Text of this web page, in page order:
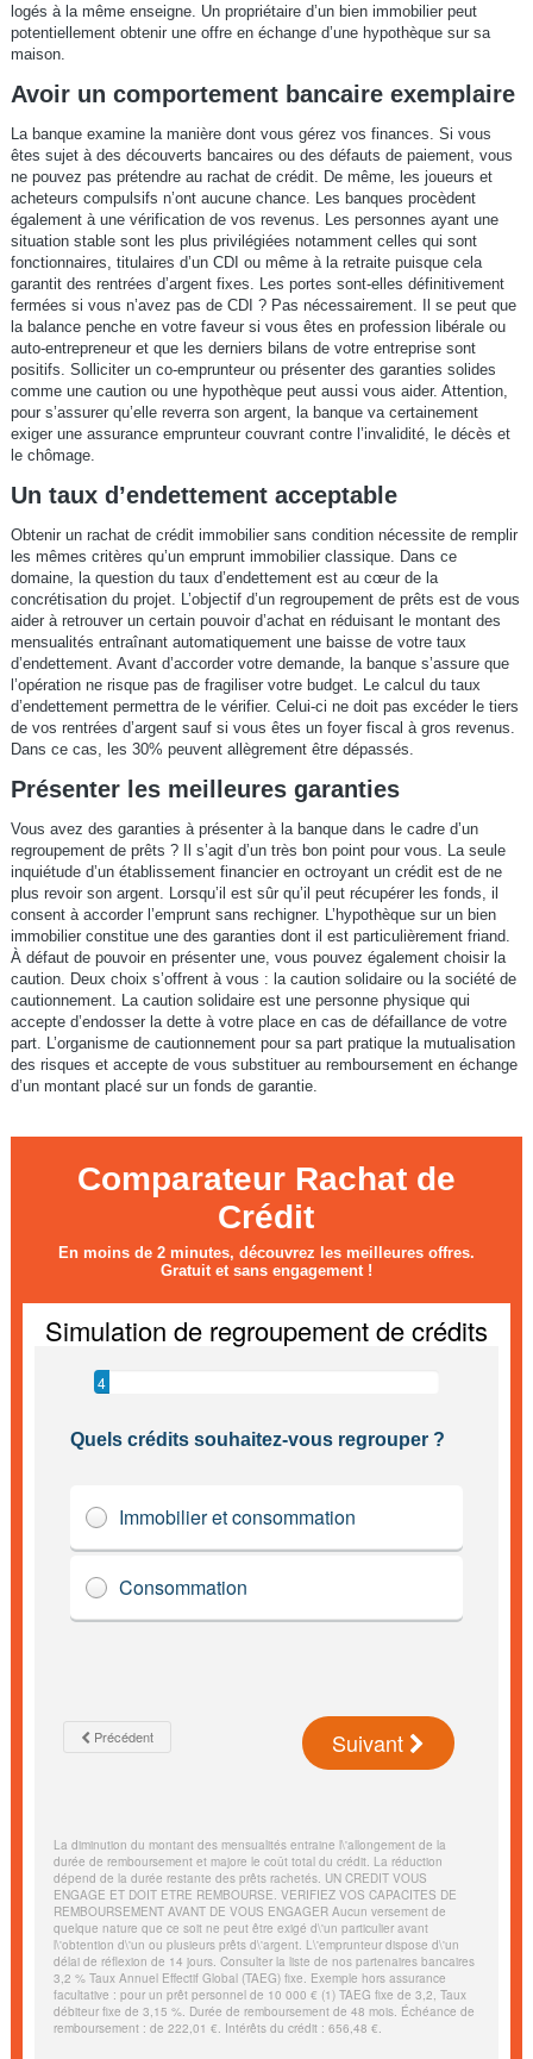
logés à la même enseigne. Un propriétaire d’un bien immobilier peut
potentiellement obtenir une offre en échange d’une hypothèque sur sa
maison.
Avoir un comportement bancaire exemplaire
La banque examine la manière dont vous gérez vos finances. Si vous
êtes sujet à des découverts bancaires ou des défauts de paiement, vous
ne pouvez pas prétendre au rachat de crédit. De même, les joueurs et
acheteurs compulsifs n’ont aucune chance. Les banques procèdent
également à une vérification de vos revenus. Les personnes ayant une
situation stable sont les plus privilégiées notamment celles qui sont
fonctionnaires, titulaires d’un CDI ou même à la retraite puisque cela
garantit des rentrées d’argent fixes. Les portes sont-elles définitivement
fermées si vous n’avez pas de CDI ? Pas nécessairement. Il se peut que
la balance penche en votre faveur si vous êtes en profession libérale ou
auto-entrepreneur et que les derniers bilans de votre entreprise sont
positifs. Solliciter un co-emprunteur ou présenter des garanties solides
comme une caution ou une hypothèque peut aussi vous aider. Attention,
pour s’assurer qu’elle reverra son argent, la banque va certainement
exiger une assurance emprunteur couvrant contre l’invalidité, le décès et
le chômage.
Un taux d’endettement acceptable
Obtenir un rachat de crédit immobilier sans condition nécessite de remplir
les mêmes critères qu’un emprunt immobilier classique. Dans ce
domaine, la question du taux d’endettement est au cœur de la
concrétisation du projet. L’objectif d’un regroupement de prêts est de vous
aider à retrouver un certain pouvoir d’achat en réduisant le montant des
mensualités entraînant automatiquement une baisse de votre taux
d’endettement. Avant d’accorder votre demande, la banque s’assure que
l’opération ne risque pas de fragiliser votre budget. Le calcul du taux
d’endettement permettra de le vérifier. Celui-ci ne doit pas excéder le tiers
de vos rentrées d’argent sauf si vous êtes un foyer fiscal à gros revenus.
Dans ce cas, les 30% peuvent allègrement être dépassés.
Présenter les meilleures garanties
Vous avez des garanties à présenter à la banque dans le cadre d’un
regroupement de prêts ? Il s’agit d’un très bon point pour vous. La seule
inquiétude d’un établissement financier en octroyant un crédit est de ne
plus revoir son argent. Lorsqu’il est sûr qu’il peut récupérer les fonds, il
consent à accorder l’emprunt sans rechigner. L’hypothèque sur un bien
immobilier constitue une des garanties dont il est particulièrement friand.
À défaut de pouvoir en présenter une, vous pouvez également choisir la
caution. Deux choix s’offrent à vous : la caution solidaire ou la société de
cautionnement. La caution solidaire est une personne physique qui
accepte d’endosser la dette à votre place en cas de défaillance de votre
part. L’organisme de cautionnement pour sa part pratique la mutualisation
des risques et accepte de vous substituer au remboursement en échange
d’un montant placé sur un fonds de garantie.
Comparateur Rachat de
Crédit
En moins de 2 minutes, découvrez les meilleures offres.
Gratuit et sans engagement !